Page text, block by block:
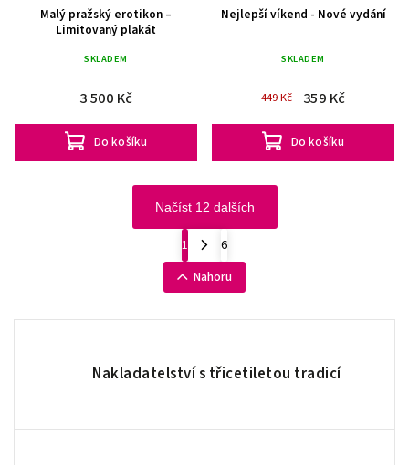
Malý pražský erotikon –
Limitovaný plakát
SKLADEM
3 500 Kč
Do košíku
Nejlepší víkend - Nové vydání
SKLADEM
449 Kč 359 Kč
Do košíku
Načíst 12 dalších
1
6
Nahoru
Nakladatelství s třicetiletou tradicí